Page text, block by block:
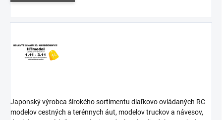
Japonský výrobca širokého sortimentu diaľkovo ovládaných RC
modelov cestných a terénnych áut, modelov truckov a návesov,